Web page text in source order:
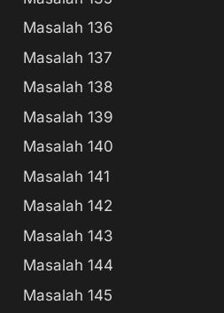
Masalah 136
Masalah 137
Masalah 138
Masalah 139
Masalah 140
Masalah 141
Masalah 142
Masalah 143
Masalah 144
Masalah 145